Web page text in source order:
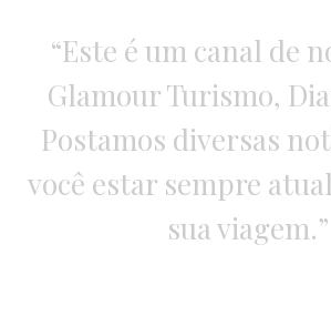
“Este é um canal de
Glamour Turismo,
Postamos diversas
você estar sempre
sua viagem.”